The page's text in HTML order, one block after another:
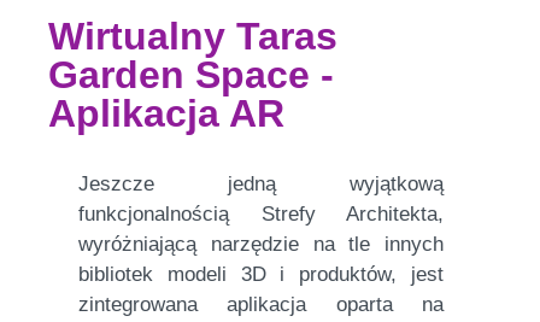
Wirtualny Taras
Garden Space -
Aplikacja AR
Jeszcze jedną wyjątkową
funkcjonalnością Strefy Architekta,
wyróżniającą narzędzie na tle innych
bibliotek modeli 3D i produktów, jest
zintegrowana aplikacja oparta na